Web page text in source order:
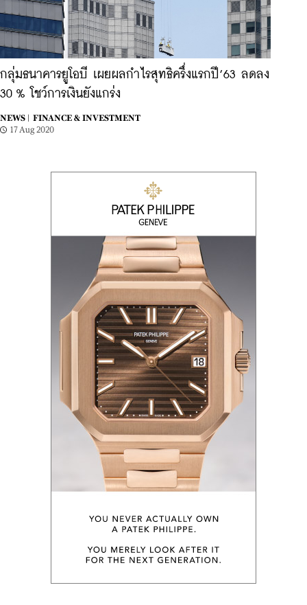
กลุ่มธนาคารยูโอบี เผยผลกำไรสุทธิครึ่งแรกปี’63 ลดลง
30 % โชว์การเงินยังแกร่ง
NEWS |
FINANCE & INVESTMENT
17 Aug 2020